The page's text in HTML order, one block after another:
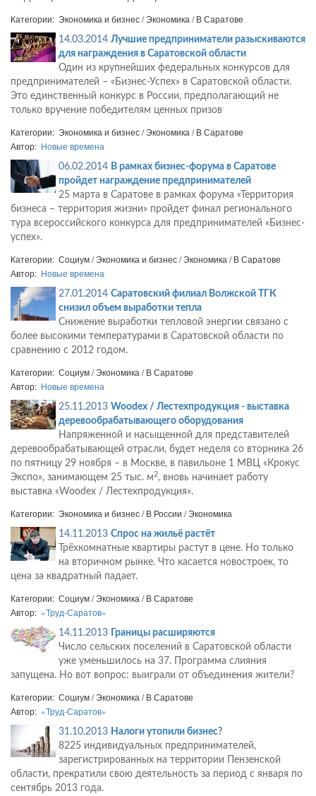
Категории: Экономика и бизнес / Экономика / В Саратове
14.03.2014 Лучшие предприниматели разыскиваются
для награждения в Саратовской области
Один из крупнейших федеральных конкурсов для
предпринимателей – «Бизнес-Успех» в Саратовской области.
Это единственный конкурс в России, предполагающий не
только вручение победителям ценных призов
Категории: Экономика и бизнес / Экономика / В Саратове
Автор: Новые времена
06.02.2014 В рамках бизнес-форума в Саратове
пройдет награждение предпринимателей
25 марта в Саратове в рамках форума «Территория
бизнеса – территория жизни» пройдет финал регионального
тура всероссийского конкурса для предпринимателей «Бизнес-
успех».
Категории: Социум / Экономика и бизнес / Экономика / В Саратове
Автор: Новые времена
27.01.2014 Саратовский филиал Волжской ТГК
снизил объем выработки тепла
Снижение выработки тепловой энергии связано с
более высокими температурами в Саратовской области по
сравнению с 2012 годом.
Категории: Социум / Экономика / В Саратове
Автор: Новые времена
25.11.2013 Woodex / Лестехпродукция - выставка
деревообрабатывающего оборудования
Напряженной и насыщенной для представителей
деревообрабатывающей отрасли, будет неделя со вторника 26
по пятницу 29 ноября – в Москве, в павильоне 1 МВЦ «Крокус
Экспо», занимающем 25 тыс. м 2, вновь начинает работу
выставка «Woodex / Лестехпродукция».
Категории: Экономика и бизнес / В России / Экономика
14.11.2013 Спрос на жильё растёт
Трёхкомнатные квартиры растут в цене. Но только
на вторичном рынке. Что касается новостроек, то
цена за квадратный падает.
Категории: Социум / Экономика / В Саратове
Автор: «Труд-Саратов»
14.11.2013
Границы расширяются
Число сельских поселений в Саратовской области
уже уменьшилось на 37. Программа слияния
запущена. Но вот вопрос: выиграли от объединения жители?
Категории: Социум / Экономика / В Саратове
Автор: «Труд-Саратов»
31.10.2013 Налоги утопили бизнес?
8225 индивидуальных предпринимателей,
зарегистрированных на территории Пензенской
области, прекратили свою деятельность за период с января по
сентябрь 2013 года.